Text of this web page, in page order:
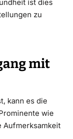
ist dies
zu
mit
kann es die
wie
Aufmerksamkeit